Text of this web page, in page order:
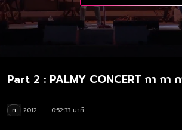
Part 2 : PALMY CONCERT กา กา
ท 2012
0:52:33 นาที